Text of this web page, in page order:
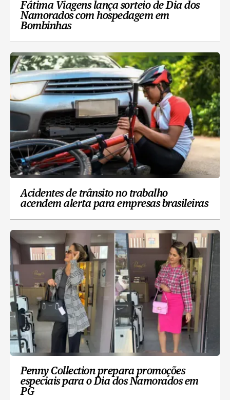
Fátima Viagens lança sorteio de Dia dos
Namorados com hospedagem em
Bombinhas
Acidentes de trânsito no trabalho
acendem alerta para empresas brasileiras
Penny Collection prepara promoções
especiais para o Dia dos Namorados em
PG